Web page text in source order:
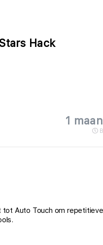
Hack
1
Auto Touch om